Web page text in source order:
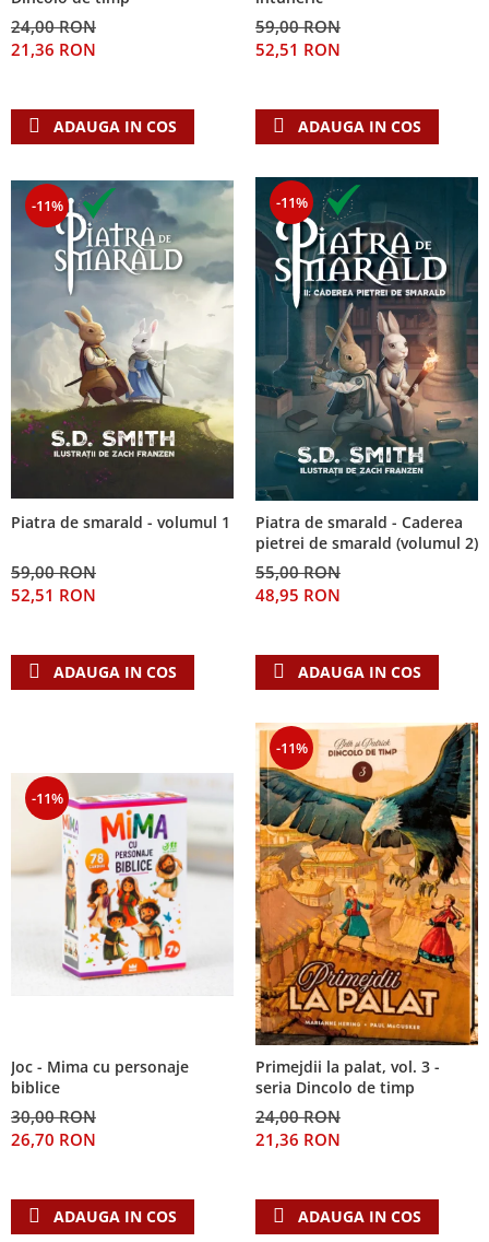
24,00 RON
21,36 RON
ADAUGA IN COS
59,00 RON
52,51 RON
ADAUGA IN COS
-11%
Piatra de smarald - volumul 1
59,00 RON
52,51 RON
ADAUGA IN COS
-11%
Piatra de smarald - Caderea
pietrei de smarald (volumul 2)
55,00 RON
48,95 RON
ADAUGA IN COS
-11%
Joc - Mima cu personaje
biblice
30,00 RON
26,70 RON
ADAUGA IN COS
-11%
Primejdii la palat, vol. 3 -
seria Dincolo de timp
24,00 RON
21,36 RON
ADAUGA IN COS